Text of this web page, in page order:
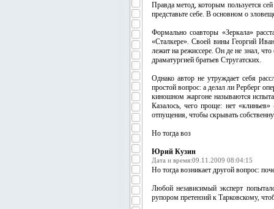
Правда метод, которым пользуется
представьте себе. В основном о
Формально соавторы «Зеркала»
«Сталкере». Своей вины Георгий
лежит на режиссере. Он де не знал,
драматургией братьев Стругатских.
Однако автор не утруждает себя
простой вопрос: а делал ли Рерберг
киношном жаргоне называются
Казалось, чего проще: нет
отпущения, чтобы скрывать
Но тогда воз
Юрий Кузин
Дата и время:09.11.2009 08:04:15
Но тогда возникает другой вопрос:
Любой независимый эксперт
рупором претензий к Тарковскому,